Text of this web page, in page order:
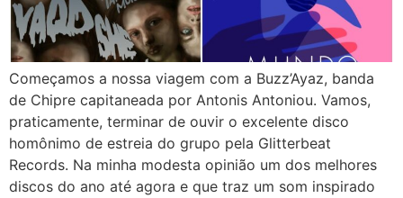
Começamos a nossa viagem com a Buzz’Ayaz, banda
de Chipre capitaneada por Antonis Antoniou. Vamos,
praticamente, terminar de ouvir o excelente disco
homônimo de estreia do grupo pela Glitterbeat
Records. Na minha modesta opinião um dos melhores
discos do ano até agora e que traz um som inspirado